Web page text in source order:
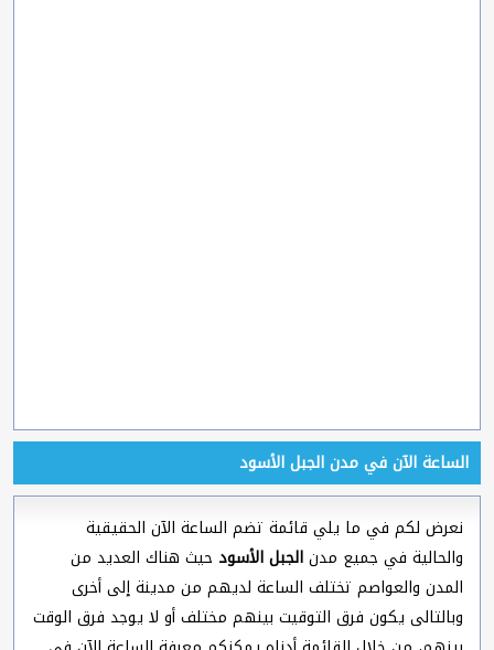
الساعة الآن في مدن الجبل الأسود
نعرض لكم في ما يلي قائمة تضم الساعة الآن الحقيقية
والحالية في جميع مدنالجبل الأسود حيث هناك العديد من
المدن والعواصم تختلف الساعة لديهم من مدينة إلى أخرى
وبالتالى يكون فرق التوقيت بينهم مختلف أو لا يوجد فرق الوقت